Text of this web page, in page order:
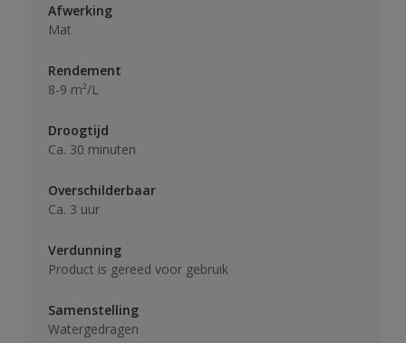
Afwerking
Mat
Rendement
8-9 m²/L
Droogtijd
Ca. 30 minuten
Overschilderbaar
Ca. 3 uur
Verdunning
Product is gereed voor gebruik
Samenstelling
Watergedragen